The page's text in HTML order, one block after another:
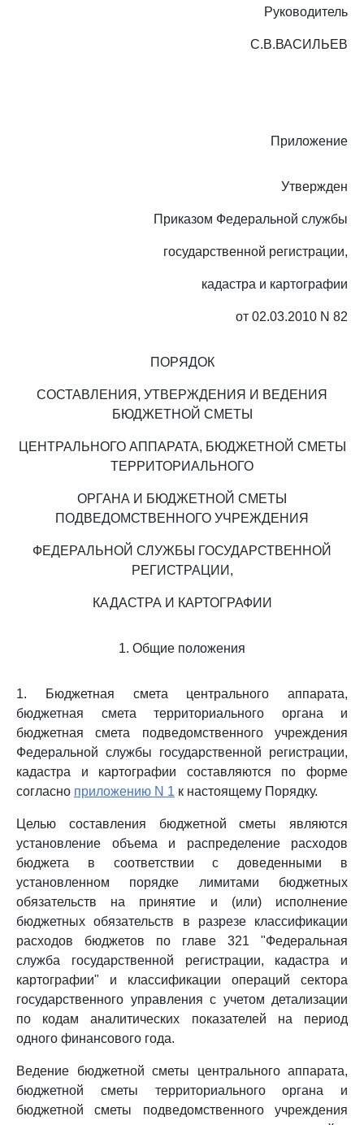
Руководитель
С.В.ВАСИЛЬЕВ
Приложение
Утвержден
Приказом Федеральной службы
государственной регистрации,
кадастра и картографии
от 02.03.2010 N 82
ПОРЯДОК
СОСТАВЛЕНИЯ, УТВЕРЖДЕНИЯ И ВЕДЕНИЯ
БЮДЖЕТНОЙ СМЕТЫ
ЦЕНТРАЛЬНОГО АППАРАТА, БЮДЖЕТНОЙ СМЕТЫ
ТЕРРИТОРИАЛЬНОГО
ОРГАНА И БЮДЖЕТНОЙ СМЕТЫ
ПОДВЕДОМСТВЕННОГО УЧРЕЖДЕНИЯ
ФЕДЕРАЛЬНОЙ СЛУЖБЫ ГОСУДАРСТВЕННОЙ
РЕГИСТРАЦИИ,
КАДАСТРА И КАРТОГРАФИИ
1. Общие положения
1. Бюджетная смета центрального аппарата,
бюджетная смета территориального органа и
бюджетная смета подведомственного учреждения
Федеральной службы государственной регистрации,
кадастра и картографии составляются по форме
согласно приложению N 1 к настоящему Порядку.
Целью составления бюджетной сметы являются
установление объема и распределение расходов
бюджета в соответствии с доведенными в
установленном порядке лимитами бюджетных
обязательств на принятие и (или) исполнение
бюджетных обязательств в разрезе классификации
расходов бюджетов по главе 321 "Федеральная
служба государственной регистрации, кадастра и
картографии" и классификации операций сектора
государственного управления с учетом детализации
по кодам аналитических показателей на период
одного финансового года.
Ведение бюджетной сметы центрального аппарата,
бюджетной сметы территориального органа и
бюджетной сметы подведомственного учреждения